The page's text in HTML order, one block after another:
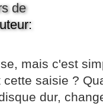
de
mais c'est
saisie ?
dur,